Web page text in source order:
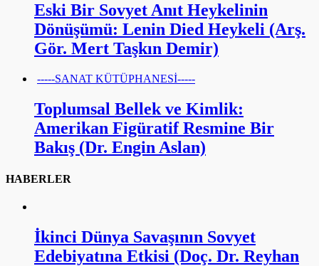
Eski Bir Sovyet Anıt Heykelinin
Dönüşümü: Lenin Died Heykeli (Arş.
Gör. Mert Taşkın Demir)
-----SANAT KÜTÜPHANESİ-----
Toplumsal Bellek ve Kimlik:
Amerikan Figüratif Resmine Bir
Bakış (Dr. Engin Aslan)
HABERLER
İkinci Dünya Savaşının Sovyet
Edebiyatına Etkisi (Doç. Dr. Reyhan